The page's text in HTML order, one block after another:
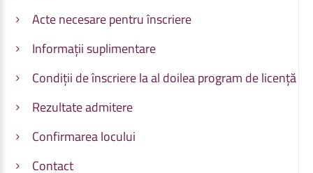
Acte necesare pentru înscriere
Informații suplimentare
Condiții de înscriere la al doilea program de licență
Rezultate admitere
Confirmarea locului
Contact